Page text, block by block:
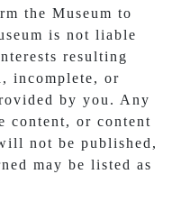
the Museum to
is not liable
resulting
incomplete, or
by you. Any
content, or content
not be published,
may be listed as